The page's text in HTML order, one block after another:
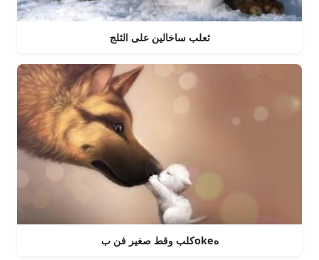
ثعلب ساخالين على الثلج
كلب وقط صغير فن بokeه